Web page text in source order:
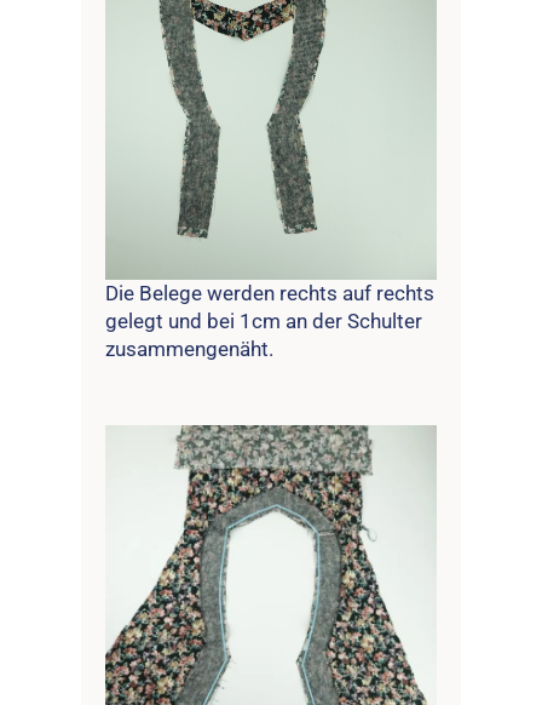
Die Belege werden rechts auf rechts
gelegt und bei 1cm an der Schulter
zusammengenäht.